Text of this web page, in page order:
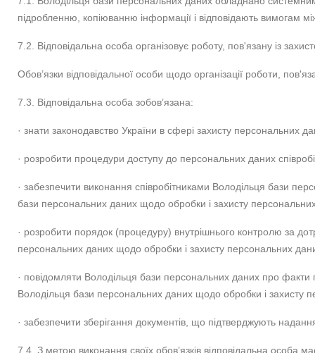
підробленню, копіюванню інформації і відповідають вимогам
7.2. Відповідальна особа організовує роботу, пов'язану із
Обов’язки відповідальної особи щодо організації роботи,
7.3. Відповідальна особа зобов’язана:
· знати законодавство України в сфері захисту персональних
· розробити процедури доступу до персональних даних
· забезпечити виконання співробітниками Володільця бази
бази персональних даних щодо обробки і захисту
· розробити порядок (процедуру) внутрішнього контролю за
персональних даних щодо обробки і захисту персональних
· повідомляти Володільця бази персональних даних про факти
Володільця бази персональних даних щодо обробки і захисту
· забезпечити зберігання документів, що підтверджують
7.4. З метою виконання своїх обов’язків відповідальна особа